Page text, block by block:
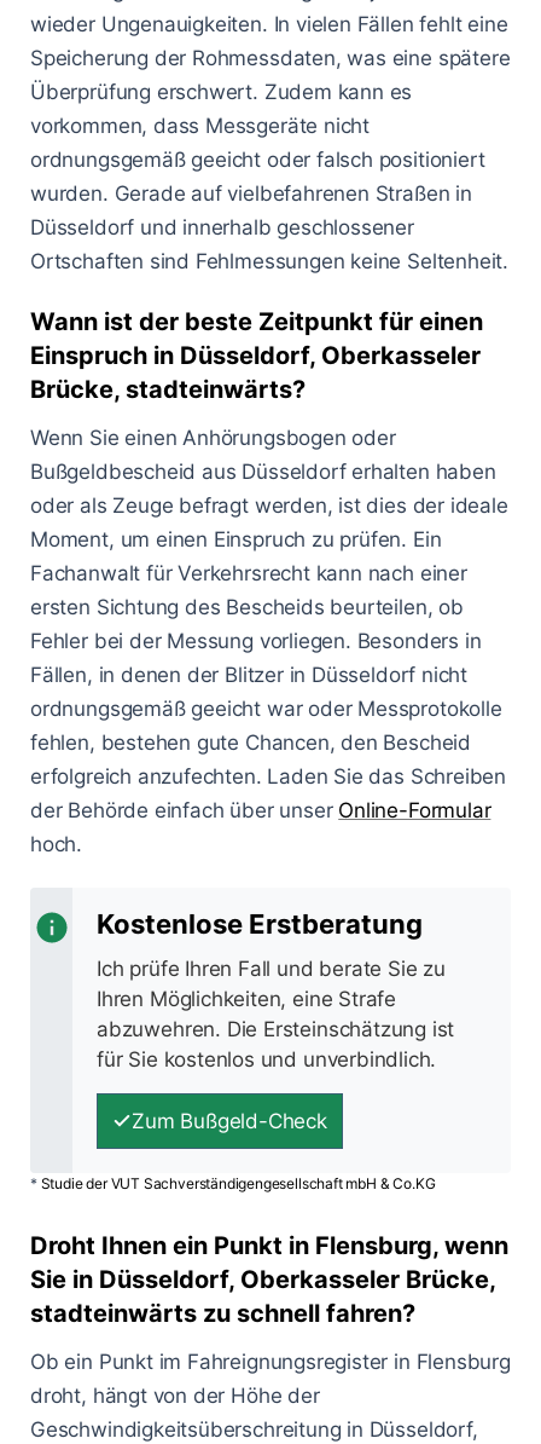
wieder Ungenauigkeiten. In vielen Fällen fehlt eine
Speicherung der Rohmessdaten, was eine spätere
Überprüfung erschwert. Zudem kann es
vorkommen, dass Messgeräte nicht
ordnungsgemäß geeicht oder falsch positioniert
wurden. Gerade auf vielbefahrenen Straßen in
Düsseldorf und innerhalb geschlossener
Ortschaften sind Fehlmessungen keine Seltenheit.
Wann ist der beste Zeitpunkt für einen
Einspruch in Düsseldorf, Oberkasseler
Brücke, stadteinwärts?
Wenn Sie einen Anhörungsbogen oder
Bußgeldbescheid aus Düsseldorf erhalten haben
oder als Zeuge befragt werden, ist dies der ideale
Moment, um einen Einspruch zu prüfen. Ein
Fachanwalt für Verkehrsrecht kann nach einer
ersten Sichtung des Bescheids beurteilen, ob
Fehler bei der Messung vorliegen. Besonders in
Fällen, in denen der Blitzer in Düsseldorf nicht
ordnungsgemäß geeicht war oder Messprotokolle
fehlen, bestehen gute Chancen, den Bescheid
erfolgreich anzufechten. Laden Sie das Schreiben
der Behörde einfach über unser Online-Formular
hoch.
Kostenlose Erstberatung
Ich prüfe Ihren Fall und berate Sie zu
Ihren Möglichkeiten, eine Strafe
abzuwehren. Die Ersteinschätzung ist
für Sie kostenlos und unverbindlich.
Zum Bußgeld-Check
* Studie der VUT Sachverständigengesellschaft mbH & Co.KG
Droht Ihnen ein Punkt in Flensburg, wenn
Sie in Düsseldorf, Oberkasseler Brücke,
stadteinwärts zu schnell fahren?
Ob ein Punkt im Fahreignungsregister in Flensburg
droht, hängt von der Höhe der
Geschwindigkeitsüberschreitung in Düsseldorf,